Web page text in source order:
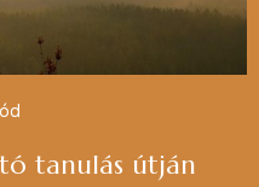
tanulás útján